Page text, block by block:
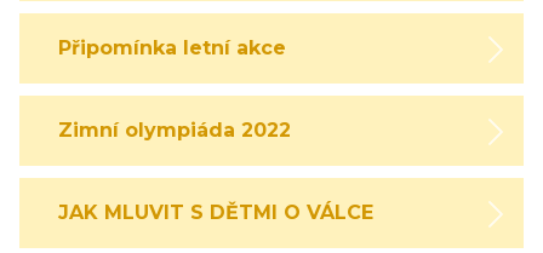
Připomínka letní akce
Zimní olympiáda 2022
JAK MLUVIT S DĚTMI O VÁLCE